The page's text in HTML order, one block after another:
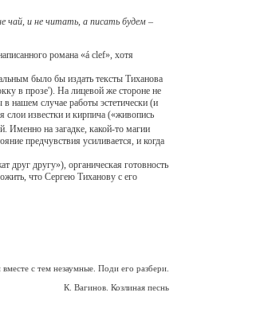
чай, и не читать, а писать будем –
романа «á clef», хотя
было бы издать тексты Тиханова
в прозе'). На лицевой же стороне не
нашем случае работы эстетически (и
известки и кирпича («живопись
Именно на загадке, какой-то магии
предчувствия усиливается, и когда
другу»), органическая готовность
что Сергею Тиханову с его
с тем незаумные. Поди его разбери.
К. Вагинов. Козлиная песнь